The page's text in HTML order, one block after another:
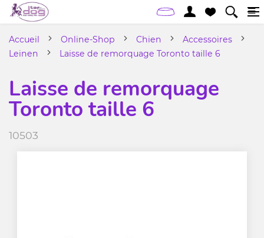
Accueil Online-Shop Chien
Accessoires
Leinen
Laisse de remorquage Toronto taille 6
Laisse de remorquage
Toronto taille 6
10503